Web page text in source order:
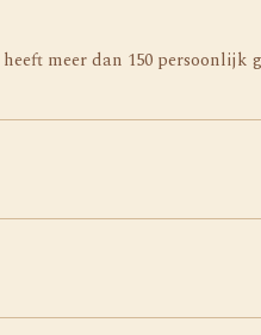
meer dan 150 persoonlijk